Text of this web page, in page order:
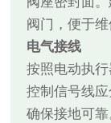
阀门，便于维
电气接线
按照电动执
控制信号线
确保接地可